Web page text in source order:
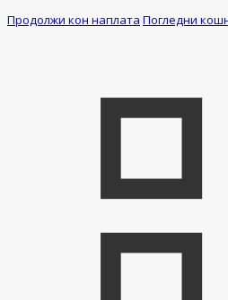
Продолжи кон наплата Погледни